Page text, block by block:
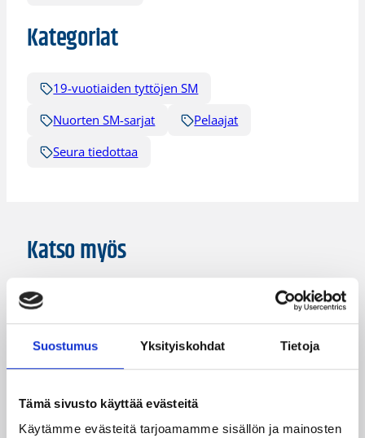
Suostumus Yksityiskohdat Tietoja
Tämä sivusto käyttää evästeitä
Käytämme evästeitä tarjoamamme sisällön ja mainosten
Kategoriat
19-vuotiaiden tyttöjen SM
Nuorten SM-sarjat
Pelaajat
Seura tiedottaa
Katso myös
Junioriturnaus